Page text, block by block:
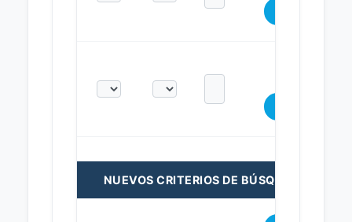
NUEVOS CRITERIOS DE BÚSQUEDA: